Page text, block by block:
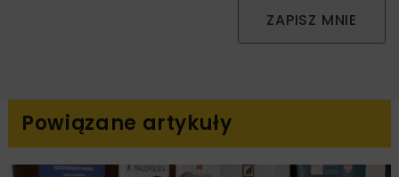
ZAPISZ MNIE
Powiązane artykuły